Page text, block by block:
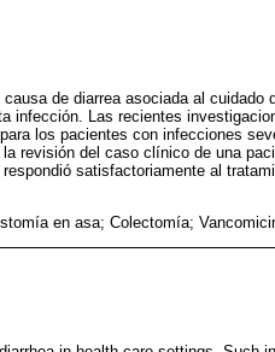
de diarrea asociada al
infección. Las recientes
los pacientes con infecciones
revisión del caso clínico de una
satisfactoriamente al
en asa; Colectomía;